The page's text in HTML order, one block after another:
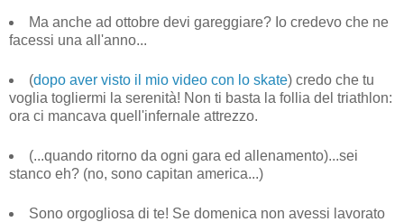
Ma anche ad ottobre devi gareggiare? Io credevo che ne
facessi una all'anno...
(dopo aver visto il mio video con lo skate) credo che tu
voglia togliermi la serenità! Non ti basta la follia del triathlon:
ora ci mancava quell'infernale attrezzo.
(...quando ritorno da ogni gara ed allenamento)...sei
stanco eh? (no, sono capitan america...)
Sono orgogliosa di te! Se domenica non avessi lavorato